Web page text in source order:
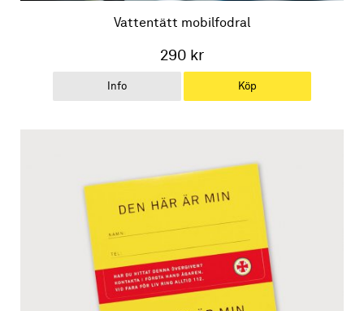
Vattentätt mobilfodral
290 kr
Info Köp